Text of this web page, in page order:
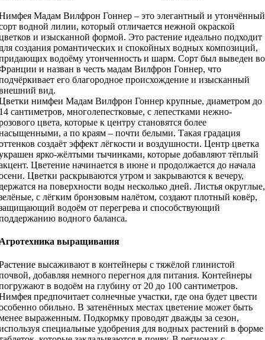
Мадам Вилфрон Гоннер – это элегантный и утончённый
водной лилии, который отличается нежной окраской
и изысканной формой. Это растение идеально подходит
создания романтических и спокойных водных композиций,
водоёму утонченность и шарм. Сорт был выведен во
и назван в честь мадам Вилфрон Гоннер, что
его благородное происхождение и изысканный
вид.
нимфеи Мадам Вилфрон Гоннер крупные, диаметром до
сантиметров, многолепестковые, с лепестками нежно-
цвета, которые к центру становятся более
а по краям – почти белыми. Такая градация
создаёт эффект лёгкости и воздушности. Центр цветка
ярко-жёлтыми тычинками, которые добавляют тёплый
Цветение начинается в июне и продолжается до начала
Цветки раскрываются утром и закрываются к вечеру,
на поверхности воды несколько дней. Листья округлые,
с лёгким бронзовым налётом, создают плотный ковёр,
водоём от перегрева и способствующий
водного баланса.
выращивания
высаживают в контейнеры с тяжёлой глинистой
добавляя немного перегноя для питания. Контейнеры
в водоём на глубину от 20 до 100 сантиметров.
предпочитает солнечные участки, где она будет цвести
обильно. В затенённых местах цветение может быть
выраженным. Подкормку проводят дважды за сезон,
специальные удобрения для водных растений в форме